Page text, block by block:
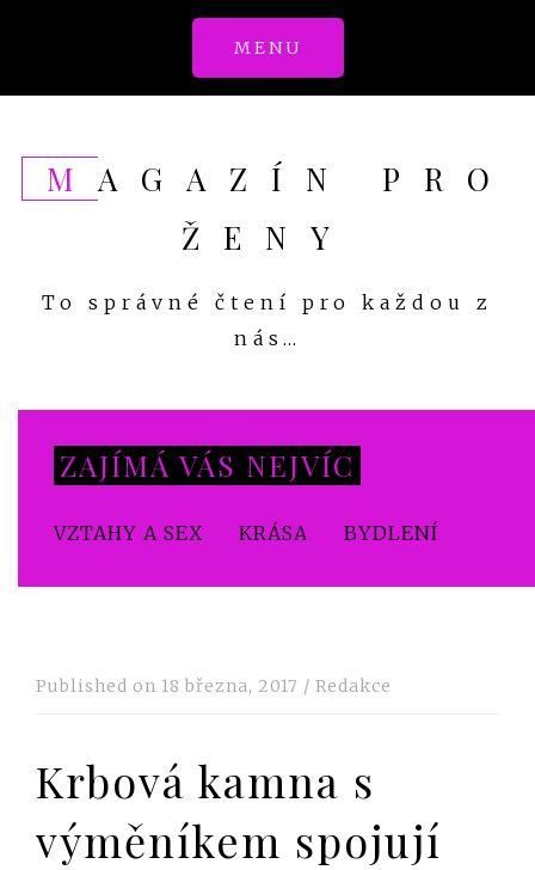
MENU
MAGAZÍN PRO
ŽENY
To správné čtení pro každou z
nás…
ZAJÍMÁ VÁS NEJVÍC
VZTAHY A SEX KRÁSA BYDLENÍ
Published on 18 března, 2017 / Redakce
Krbová kamna s
výměníkem spojují